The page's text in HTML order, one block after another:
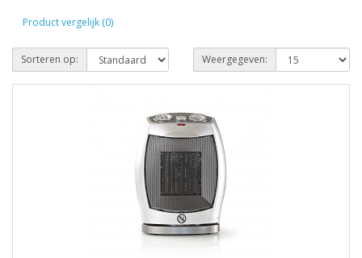
Product vergelijk (0)
Sorteren op: Weergegeven: